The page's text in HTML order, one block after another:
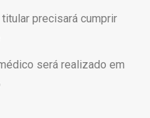
precisará cumprir
será realizado em